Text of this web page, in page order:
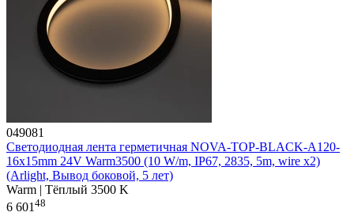
049081
Светодиодная лента герметичная NOVA-TOP-BLACK-A120-
16x15mm 24V Warm3500 (10 W/m, IP67, 2835, 5m, wire x2)
(Arlight, Вывод боковой, 5 лет)
Warm | Тёплый 3500 K
6 601 48